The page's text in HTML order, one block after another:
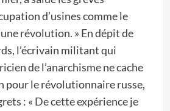
d’usines comme le
révolution. » En dépit de
l’écrivain militant qui
de l’anarchisme ne cache
pour le révolutionnaire russe,
: « De cette expérience je